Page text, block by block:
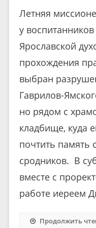
Летняя
у
Ярославской
прохождения
выбран
Гаврилов-
но рядом с
кладбище, куда
почтить память
сродников. В
вместе с
работе иереем
Продолжить